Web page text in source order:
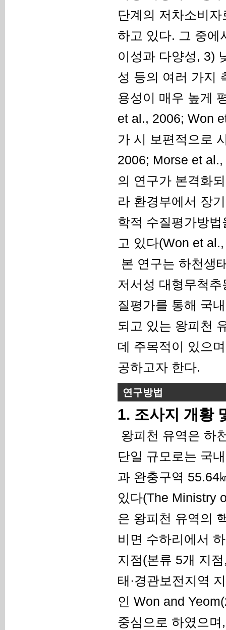
단계의 저차소비
하고 있다. 그 중에
이성과 다양성, 3)
성 등의 여러 가지
용성이 매우 높게
et al., 2006; Won
가 시 보편적으로
2006; Morse et
의 연구가 본격화
라 환경부에서 장
학적 수질평가방
고 있다(Won et
본 연구는 하천생
저서성 대형무척
질평가를 통해 국
되고 있는 왕피천
데 주목적이 있으
공하고자 한다.
연구방법
1. 조사지 개황
왕피천 유역은 하
단일 규모로는 국
과 완충구역 55.64
있다(The Ministry
은 왕피천 유역의
비면 수하리에서
지점(본류 5개 지
태·경관보전지역
인 Won and
중심으로 하였으